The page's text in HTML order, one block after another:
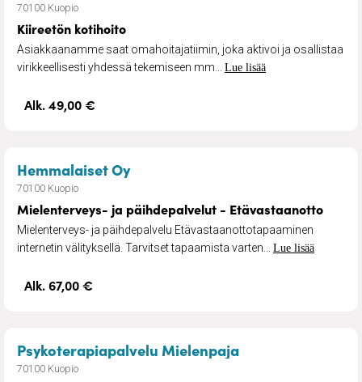
70100 Kuopio
Kiireetön kotihoito
Asiakkaanamme saat omahoitajatiimin, joka aktivoi ja osallistaa
virikkeellisesti yhdessä tekemiseen mm... Lue lisää
Alk. 49,00 €
Hemmalaiset Oy– Mielenterveys- ja
70100 Kuopio
Mielenterveys- ja päihdepalvelut - Etävastaanotto
Mielenterveys- ja päihdepalvelu Etävastaanottotapaaminen
internetin välityksellä. Tarvitset tapaamista varten... Lue lisää
Alk. 67,00 €
Psykoterapiapalvelu Mielenpaja– Psykoterapia
70100 Kuopio